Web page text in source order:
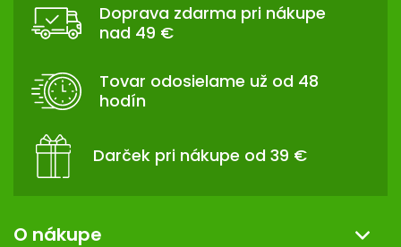
Doprava zdarma pri nákupe
nad 49 €
Tovar odosielame už od 48
hodín
Darček pri nákupe od 39 €
O nákupe